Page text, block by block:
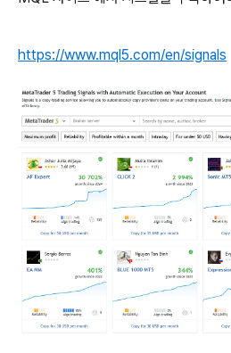
https://www.mql5.com/en/signals